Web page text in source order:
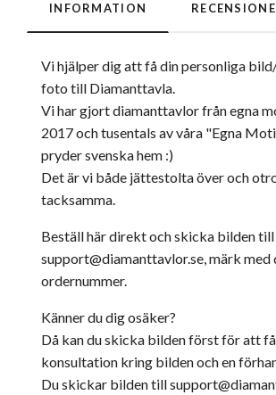
INFORMATION
Vi hjälper dig att få din personliga
foto till Diamanttavla.
Vi har gjort diamanttavlor från egna
2017 och tusentals av våra "Egna
pryder svenska hem :)
Det är vi både jättestolta över och
tacksamma.
Beställ här direkt och skicka bilden till
support@diamanttavlor.se, märk
ordernummer.
Känner du dig osäker?
Då kan du skicka bilden först för att
konsultation kring bilden och en
Du skickar bilden till